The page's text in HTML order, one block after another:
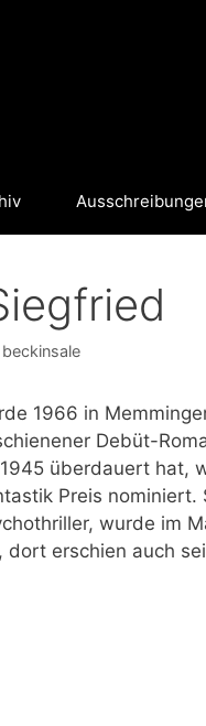
beckinsale
1966 in
Debüt-
überdauert hat,
Preis nominiert.
wurde im
erschien auch